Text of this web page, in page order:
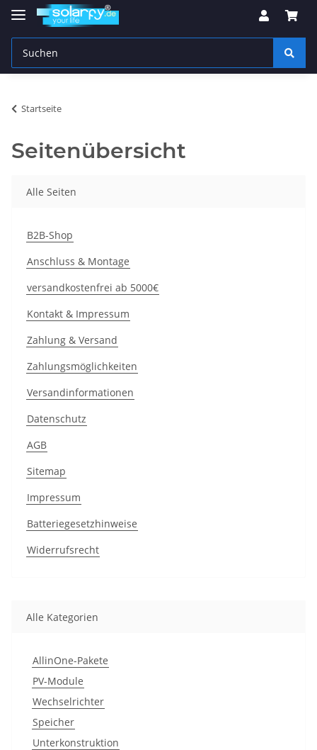
Startseite
Seitenübersicht
Alle Seiten
B2B-Shop
Anschluss & Montage
versandkostenfrei ab 5000€
Kontakt & Impressum
Zahlung & Versand
Zahlungsmöglichkeiten
Versandinformationen
Datenschutz
AGB
Sitemap
Impressum
Batteriegesetzhinweise
Widerrufsrecht
Alle Kategorien
AllinOne-Pakete
PV-Module
Wechselrichter
Speicher
Unterkonstruktion